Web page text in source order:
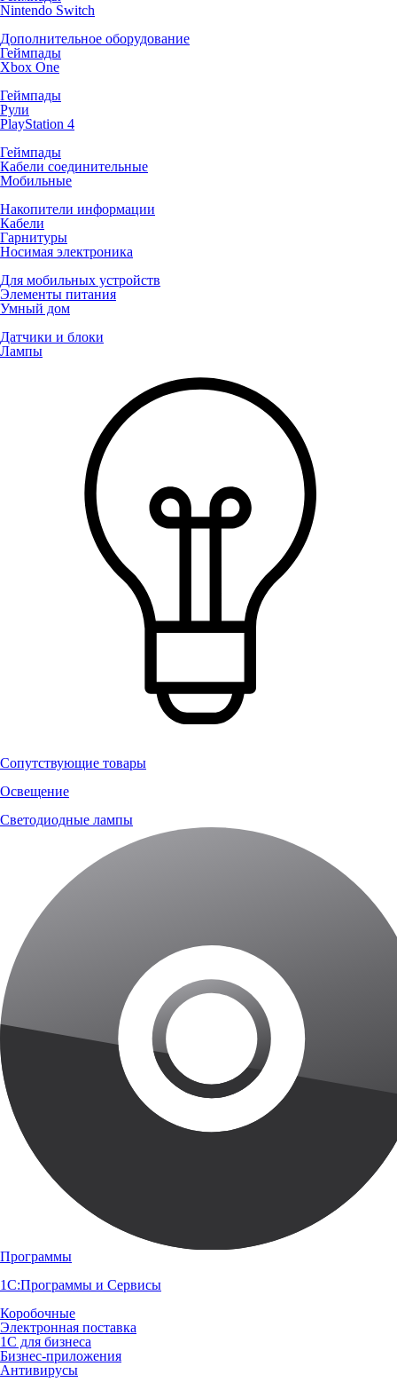
Nintendo Switch
Дополнительное оборудование
Геймпады
Xbox One
Геймпады
Рули
PlayStation 4
Геймпады
Кабели соединительные
Мобильные
Накопители информации
Кабели
Гарнитуры
Носимая электроника
Для мобильных устройств
Элементы питания
Умный дом
Датчики и блоки
Лампы
Сопутствующие товары
Освещение
Светодиодные лампы
Программы
1С:Программы и Сервисы
Коробочные
Электронная поставка
1С для бизнеса
Бизнес-приложения
Антивирусы